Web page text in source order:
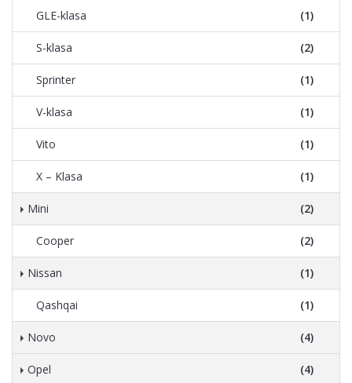
GLE-klasa (1)
S-klasa (2)
Sprinter (1)
V-klasa (1)
Vito (1)
X – Klasa (1)
Mini (2)
Cooper (2)
Nissan (1)
Qashqai (1)
Novo (4)
Opel (4)